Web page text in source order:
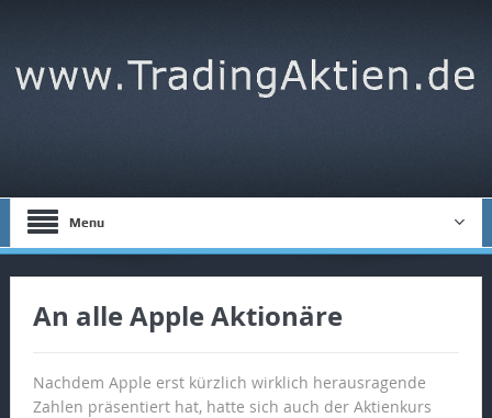
Menu
An alle Apple Aktionäre
Nachdem Apple erst kürzlich wirklich herausragende
Zahlen präsentiert hat, hatte sich auch der Aktienkurs